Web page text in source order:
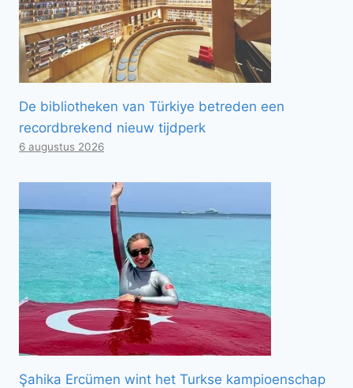
De bibliotheken van Türkiye betreden een
recordbrekend nieuw tijdperk
6 augustus 2026
Şahika Ercümen wint het Turkse kampioenschap